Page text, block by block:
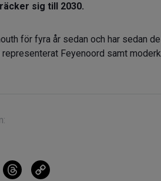
sig till 2030.
för fyra år sedan och har sedan
representerat Feyenoord samt
F
T